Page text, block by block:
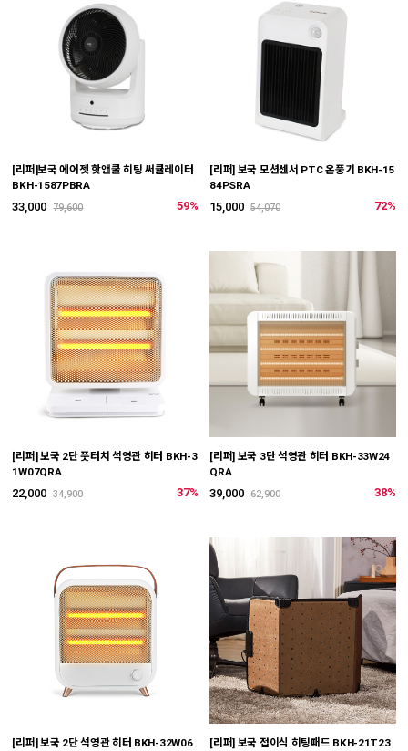
[리퍼]보국 에어젯 핫앤쿨 히팅 써큘레이터
BKH-1587PBRA
33,000 79,600 59%
[리퍼] 보국 모션센서 PTC 온풍기 BKH-15
84PSRA
15,000 54,070 72%
[리퍼] 보국 2단 풋터치 석영관 히터 BKH-3
1W07QRA
22,000 34,900 37%
[리퍼] 보국 3단 석영관 히터 BKH-33W24
QRA
39,000 62,900 38%
[리퍼] 보국 2단 석영관 히터 BKH-32W06
[리퍼] 보국 접이식 히팅패드 BKH-21T23